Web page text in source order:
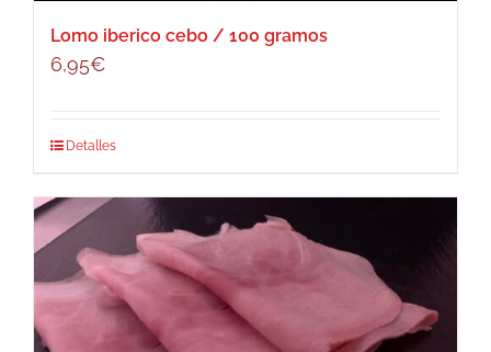
Lomo iberico cebo / 100 gramos
6,95€
Detalles